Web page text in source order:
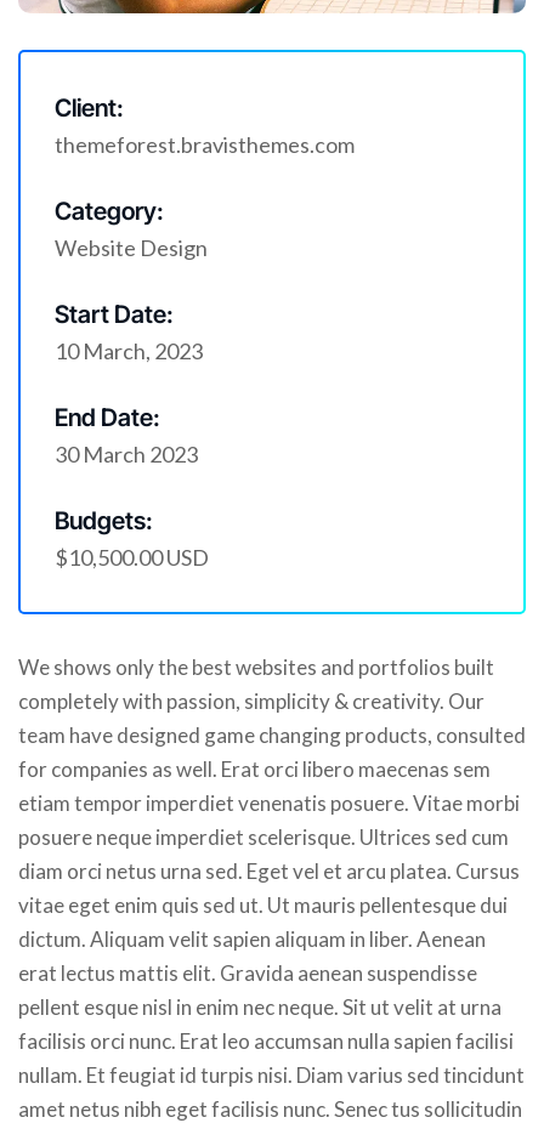
Client:
themeforest.bravisthemes.com
Category:
Website Design
Start Date:
10 March, 2023
End Date:
30 March 2023
Budgets:
$10,500.00 USD
We shows only the best websites and portfolios built
completely with passion, simplicity & creativity. Our
team have designed game changing products, consulted
for companies as well. Erat orci libero maecenas sem
etiam tempor imperdiet venenatis posuere. Vitae morbi
posuere neque imperdiet scelerisque. Ultrices sed cum
diam orci netus urna sed. Eget vel et arcu platea. Cursus
vitae eget enim quis sed ut. Ut mauris pellentesque dui
dictum. Aliquam velit sapien aliquam in liber. Aenean
erat lectus mattis elit. Gravida aenean suspendisse
pellent esque nisl in enim nec neque. Sit ut velit at urna
facilisis orci nunc. Erat leo accumsan nulla sapien facilisi
nullam. Et feugiat id turpis nisi. Diam varius sed tincidunt
amet netus nibh eget facilisis nunc. Senec tus sollicitudin